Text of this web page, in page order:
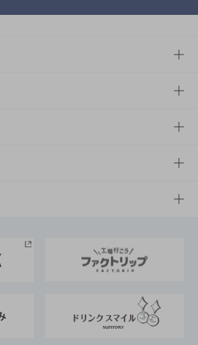
ズ大阪
サステナビリティ経営